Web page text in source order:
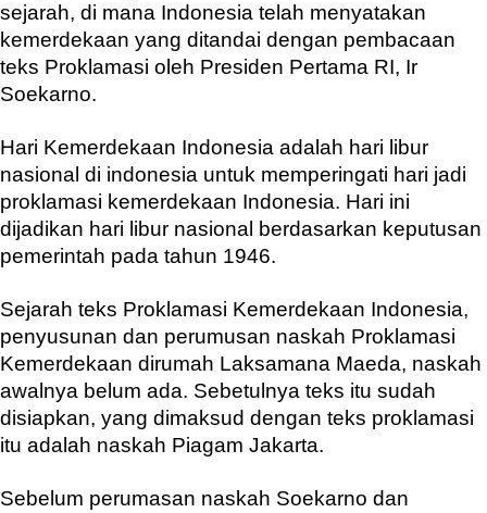
sejarah, di mana Indonesia telah menyatakan
kemerdekaan yang ditandai dengan pembacaan
teks Proklamasi oleh Presiden Pertama RI, Ir
Soekarno.
Hari Kemerdekaan Indonesia adalah hari libur
nasional di indonesia untuk memperingati hari jadi
proklamasi kemerdekaan Indonesia. Hari ini
dijadikan hari libur nasional berdasarkan keputusan
pemerintah pada tahun 1946.
Sejarah teks Proklamasi Kemerdekaan Indonesia,
penyusunan dan perumusan naskah Proklamasi
Kemerdekaan dirumah Laksamana Maeda, naskah
awalnya belum ada. Sebetulnya teks itu sudah
disiapkan, yang dimaksud dengan teks proklamasi
itu adalah naskah Piagam Jakarta.
Sebelum perumasan naskah Soekarno dan